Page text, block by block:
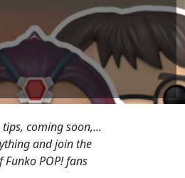
coming soon,...
and join the
POP! fans